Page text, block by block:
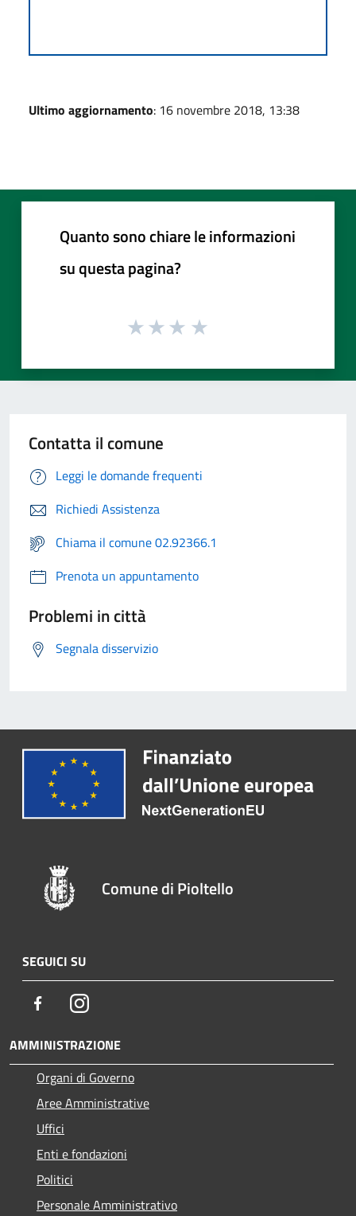
Ultimo aggiornamento: 16 novembre 2018, 13:38
Quanto sono chiare le informazioni
su questa pagina?
Contatta il comune
Leggi le domande frequenti
Richiedi Assistenza
Chiama il comune 02.92366.1
Prenota un appuntamento
Problemi in città
Segnala disservizio
Comune di Pioltello
SEGUICI SU
FacebookInstagram
AMMINISTRAZIONE
Organi di Governo
Aree Amministrative
Uffici
Enti e fondazioni
Politici
Personale Amministrativo